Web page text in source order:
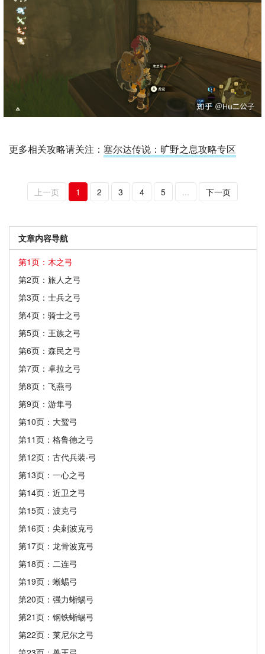
更多相关攻略请关注： 塞尔达传说：旷野之息攻略专区
上一页 1 2 3 4 5 ... 下一页
文章内容导航
第1页：木之弓
第2页：旅人之弓
第3页：士兵之弓
第4页：骑士之弓
第5页：王族之弓
第6页：森民之弓
第7页：卓拉之弓
第8页：飞燕弓
第9页：游隼弓
第10页：大鹫弓
第11页：格鲁德之弓
第12页：古代兵装·弓
第13页：一心之弓
第14页：近卫之弓
第15页：波克弓
第16页：尖刺波克弓
第17页：龙骨波克弓
第18页：二连弓
第19页：蜥蜴弓
第20页：强力蜥蜴弓
第21页：钢铁蜥蜴弓
第22页：莱尼尔之弓